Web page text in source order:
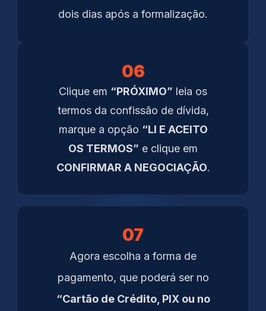
dois dias após a formalização.
06
Clique em “PRÓXIMO” leia os
termos da confissão de dívida,
marque a opção “LI E ACEITO
OS TERMOS” e clique em
CONFIRMAR A NEGOCIAÇÃO.
07
Agora escolha a forma de
pagamento, que poderá ser no
“Cartão de Crédito, PIX ou no